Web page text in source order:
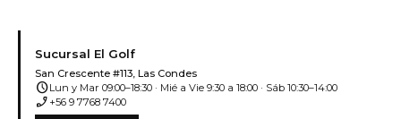
Sucursal El Golf
San Crescente #113, Las Condes
scheduleLun y Mar 09:00–18:30 · Mié a Vie 9:30 a 18:00 · Sáb 10:30–14:00
phone_enabled +56 9 7768 7400